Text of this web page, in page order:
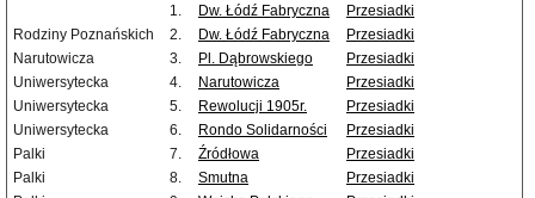
1.
Dw. Łódź Fabryczna
Przesiadki
Rodziny Poznańskich
2. Dw. Łódź Fabryczna
Przesiadki
Narutowicza
3. Pl. Dąbrowskiego
Przesiadki
Uniwersytecka
4. Narutowicza
Przesiadki
Uniwersytecka
5. Rewolucji 1905r.
Przesiadki
Uniwersytecka
6. Rondo Solidarności
Przesiadki
Palki
7. Źródłowa
Przesiadki
Palki
8. Smutna
Przesiadki